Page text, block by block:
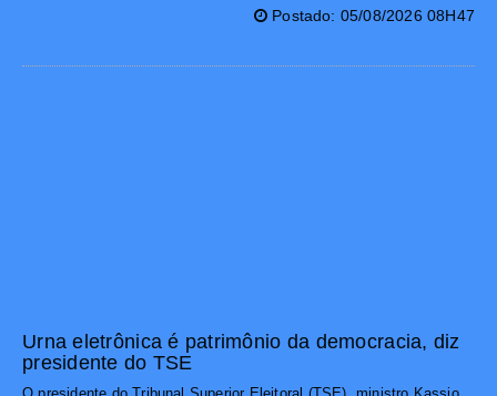
Postado: 05/08/2026 08H47
Urna eletrônica é patrimônio da democracia, diz
presidente do TSE